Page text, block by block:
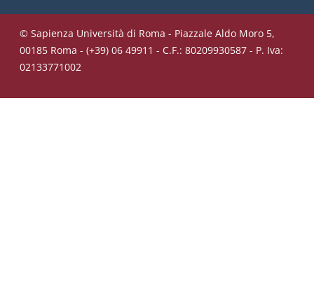
© Sapienza Università di Roma - Piazzale Aldo Moro 5,
00185 Roma - (+39) 06 49911 - C.F.: 80209930587 - P. Iva:
02133771002